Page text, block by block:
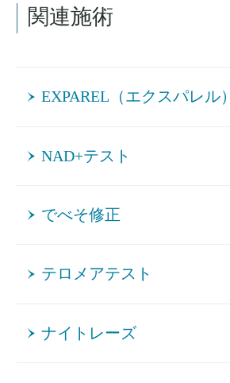
関連施術
EXPAREL（エクスパレル
NAD+テスト
でべそ修正
テロメアテスト
ナイトレーズ